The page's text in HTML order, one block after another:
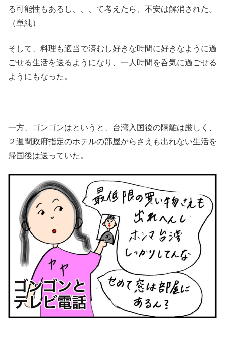
る可能性もあるし、、、て考えたら、不安は解消された。
（単純）
そして、料理も適当で済むし好きな時間に好きなように過
ごせる生活を送るようになり、一人時間を呑気に過ごせる
ようにもなった。
一方、ゴンゴンはというと、台湾入国後の隔離は厳しく、
２週間政府指定のホテルの部屋からさえも出れない生活を
帰国後は送っていた。